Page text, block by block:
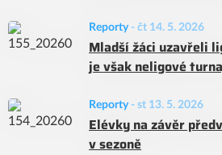
Reporty - čt 14. 5. 2026
Mladší žáci uzavřeli
je však neligové
Reporty - st 13. 5. 2026
Elévky na závěr
v sezoně